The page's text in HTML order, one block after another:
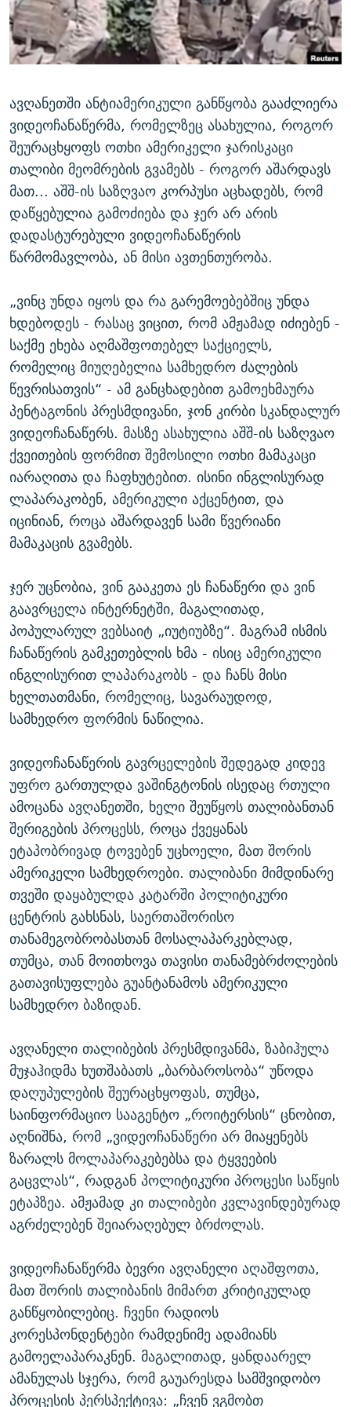
ᲛᲝᲚᲐᲞᲐᲠᲐᲙᲔ ᲢᲔᲥᲡᲢᲔᲑᲘ
ᲨᲘᲜ - ᲣᲪᲮᲝᲔᲗᲨᲘ
ᲐᲛᲔᲠᲘᲙᲣᲚᲘ ᲛᲝᲗᲮᲠᲝᲑᲐ
ᲘᲛᲞᲔᲠᲘᲐ ᲓᲐ ᲠᲐᲓᲘᲝ
ᲩᲔᲛᲘ ᲡᲘᲙᲕᲓᲘᲚᲘᲡ ᲛᲘᲖᲔᲖᲘᲐ COVID-19
11 ᲬᲔᲚᲘ - 11 ᲐᲛᲑᲐᲕᲘ
ᲑᲐᲕᲨᲕᲔᲑᲘ ᲞᲠᲝᲡᲢᲘᲢᲣᲪᲘᲐᲨᲘ - ᲐᲛᲝᲣᲗᲥᲛᲔᲚᲘ ᲐᲛᲑᲐᲕᲘ
5 ᲐᲛᲑᲐᲕᲘ - 20 ᲘᲕᲜᲘᲡᲡ ᲓᲐᲨᲐᲕᲔᲑᲣᲚᲔᲑᲘ
ᲐᲒᲕᲘᲡᲢᲝᲡ ᲝᲛᲘ
ПРИВЕТ ᲙᲣᲚᲢᲣᲠᲐ
ᲒᲐᲛᲝᲘᲬᲔᲠᲔ
რთე/რთ-ის ყველა საიტი
ავღანეთში ანტიამერიკული განწყობა გააძლიერა
ვიდეოჩანაწერმა, რომელზეც ასახულია, როგორ
შეურაცხყოფს ოთხი ამერიკელი ჯარისკაცი
თალიბი მეომრების გვამებს - როგორ აშარდავს
მათ... აშშ-ის საზღვაო კორპუსი აცხადებს, რომ
დაწყებულია გამოძიება და ჯერ არ არის
დადასტურებული ვიდეოჩანაწერის
წარმომავლობა, ან მისი ავთენთურობა.
„ვინც უნდა იყოს და რა გარემოებებშიც უნდა
ხდებოდეს - რასაც ვიცით, რომ ამჟამად იძიებენ -
საქმე ეხება აღმაშფოთებელ საქციელს,
რომელიც მიუღებელია სამხედრო ძალების
წევრისათვის“ - ამ განცხადებით გამოეხმაურა
პენტაგონის პრესმდივანი, ჯონ კირბი სკანდალურ
ვიდეოჩანაწერს. მასზე ასახულია აშშ-ის საზღვაო
ქვეითების ფორმით შემოსილი ოთხი მამაკაცი
იარაღითა და ჩაფხუტებით. ისინი ინგლისურად
ლაპარაკობენ, ამერიკული აქცენტით, და
იცინიან, როცა აშარდავენ სამი წვერიანი
მამაკაცის გვამებს.
ჯერ უცნობია, ვინ გააკეთა ეს ჩანაწერი და ვინ
გაავრცელა ინტერნეტში, მაგალითად,
პოპულარულ ვებსაიტ „იუტიუბზე“. მაგრამ ისმის
ჩანაწერის გამკეთებლის ხმა - ისიც ამერიკული
ინგლისურით ლაპარაკობს - და ჩანს მისი
ხელთათმანი, რომელიც, სავარაუდოდ,
სამხედრო ფორმის ნაწილია.
ვიდეოჩანაწერის გავრცელების შედეგად კიდევ
უფრო გართულდა ვაშინგტონის ისედაც რთული
ამოცანა ავღანეთში, ხელი შეუწყოს თალიბანთან
შერიგების პროცესს, როცა ქვეყანას
ეტაპობრივად ტოვებენ უცხოელი, მათ შორის
ამერიკელი სამხედროები. თალიბანი მიმდინარე
თვეში დაყაბულდა კატარში პოლიტიკური
ცენტრის გახსნას, საერთაშორისო
თანამეგობრობასთან მოსალაპარკებლად,
თუმცა, თან მოითხოვა თავისი თანამებრძოლების
გათავისუფლება გუანტანამოს ამერიკული
სამხედრო ბაზიდან.
ავღანელი თალიბების პრესმდივანმა, ზაბიჰულა
მუჯაჰიდმა ხუთშაბათს „ბარბაროსობა“ უწოდა
დაღუპულების შეურაცხყოფას, თუმცა,
საინფორმაციო სააგენტო „როიტერსის“ ცნობით,
აღნიშნა, რომ „ვიდეოჩანაწერი არ მიაყენებს
ზარალს მოლაპარაკებებსა და ტყვეების
გაცვლას“, რადგან პოლიტიკური პროცესი საწყის
ეტაპზეა. ამჟამად კი თალიბები კვლავინდებურად
აგრძელებენ შეიარაღებულ ბრძოლას.
ვიდეოჩანაწერმა ბევრი ავღანელი აღაშფოთა,
მათ შორის თალიბანის მიმართ კრიტიკულად
განწყობილებიც. ჩვენი რადიოს
კორესპონდენტები რამდენიმე ადამიანს
გამოელაპარაკნენ. მაგალითად, ყანდაარელ
ამანულას სჯერა, რომ გაუარესდა სამშვიდობო
პროცესის პერსპექტივა: „ჩვენ ვგმობთ